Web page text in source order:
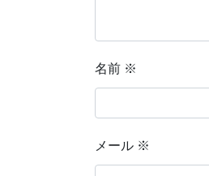
名前 ※
メール ※